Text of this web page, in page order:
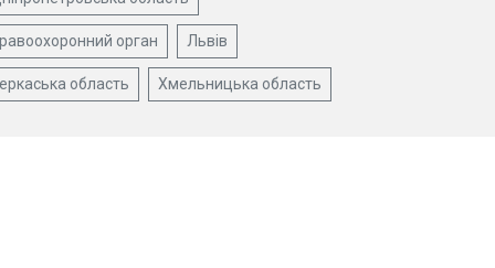
орган Львів
область Хмельницька область